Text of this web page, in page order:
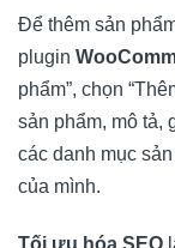
Để thêm sản
plugin
phẩm”, chọn
sản phẩm, mô tả,
các danh mục
của mình.
Tối ưu hóa SEO